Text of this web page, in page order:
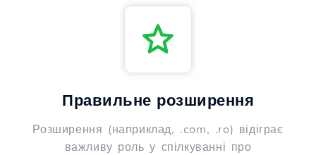
Правильне розширення
Розширення (наприклад, .com, .ro) відіграє
важливу роль у спілкуванні про